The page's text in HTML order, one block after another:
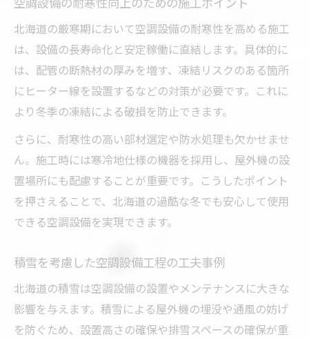
省エネ重視の空調設備導入で得られる効果
北海道における最新空調設備工事事情
北海道の最新空調設備導入動向とその背景
空調設備工事で注目される新技術と工程
最新空調設備がもたらす施工工程の変化
空調設備会社選びに役立つ北海道の最新情
報
空調設備工程の自動化・効率化最新事例
積雪と寒さを克服する施工ポイント徹底解説
積雪対策を考慮した空調設備工程の秘訣
寒冷地で役立つ空調設備の保温施工方法
積雪地域での空調設備トラブル防止策
寒さ対策に有効な空調設備選定のポイント
北海道の厳寒期において空調設備の耐寒性を高める施工
は、設備の長寿命化と安定稼働に直結します。具体的に
は、配管の断熱材の厚みを増す、凍結リスクのある箇所
にヒーター線を設置するなどの対策が必要です。これに
より冬季の凍結による破損を防止できます。
さらに、耐寒性の高い部材選定や防水処理も欠かせませ
ん。施工時には寒冷地仕様の機器を採用し、屋外機の設
置場所にも配慮することが重要です。こうしたポイント
を押さえることで、北海道の過酷な冬でも安心して使用
できる空調設備を実現できます。
積雪を考慮した空調設備工程の工夫事例
北海道の積雪は空調設備の設置やメンテナンスに大きな
影響を与えます。積雪による屋外機の埋没や通風の妨げ
を防ぐため、設置高さの確保や排雪スペースの確保が重